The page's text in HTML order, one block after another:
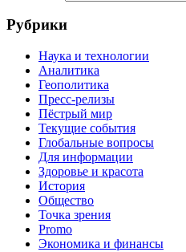
Рубрики
Наука и технологии
Аналитика
Геополитика
Пресс-релизы
Пёстрый мир
Текущие события
Глобальные вопросы
Для информации
Здоровье и красота
История
Общество
Точка зрения
Promo
Экономика и финансы